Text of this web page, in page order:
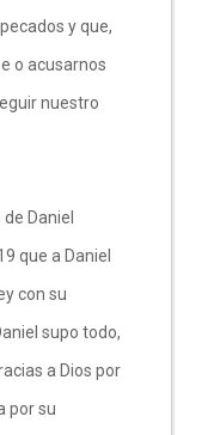
y que,
o acusarnos
nuestro
Daniel
que a Daniel
con su
supo todo,
a Dios por
por su